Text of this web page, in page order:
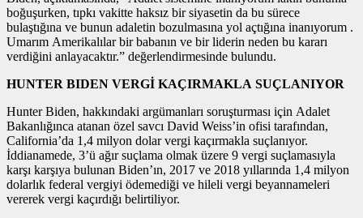
boğuşurken, tıpkı vakitte haksız bir siyasetin da bu sürece
bulaştığına ve bunun adaletin bozulmasına yol açtığına inanıyorum .
Umarım Amerikalılar bir babanın ve bir liderin neden bu kararı
verdiğini anlayacaktır.” değerlendirmesinde bulundu.
HUNTER BIDEN VERGİ KAÇIRMAKLA SUÇLANIYOR
Hunter Biden, hakkındaki argümanları soruşturması için Adalet
Bakanlığınca atanan özel savcı David Weiss’in ofisi tarafından,
California’da 1,4 milyon dolar vergi kaçırmakla suçlanıyor.
İddianamede, 3’ü ağır suçlama olmak üzere 9 vergi suçlamasıyla
karşı karşıya bulunan Biden’ın, 2017 ve 2018 yıllarında 1,4 milyon
dolarlık federal vergiyi ödemediği ve hileli vergi beyannameleri
vererek vergi kaçırdığı belirtiliyor.